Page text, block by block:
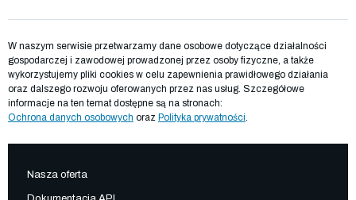
W naszym serwisie przetwarzamy dane osobowe dotyczące działalności
gospodarczej i zawodowej prowadzonej przez osoby fizyczne, a także
wykorzystujemy pliki cookies w celu zapewnienia prawidłowego działania
oraz dalszego rozwoju oferowanych przez nas usług. Szczegółowe
informacje na ten temat dostępne są na stronach:
Ochrona danych osobowych oraz Polityka prywatności.
Nasza oferta